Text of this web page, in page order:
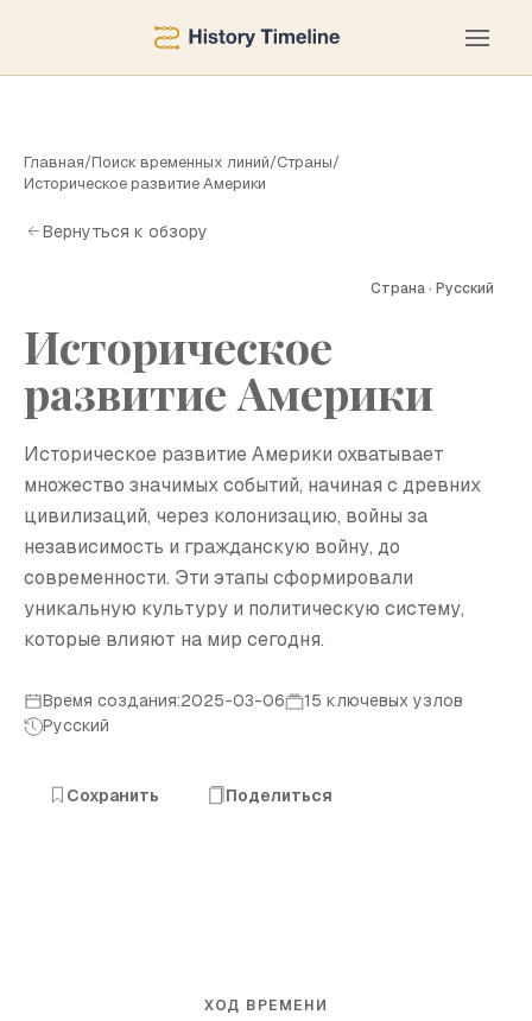
Главная/Поиск временных линий/Страны/
Историческое развитие Америки
Вернуться к обзору
Страна · Русский
Историческое
развитие Америки
Историческое развитие Америки охватывает
множество значимых событий, начиная с древних
цивилизаций, через колонизацию, войны за
независимость и гражданскую войну, до
современности. Эти этапы сформировали
уникальную культуру и политическую систему,
которые влияют на мир сегодня.
Время создания:2025-03-06
15 ключевых узлов
Русский
Сохранить Поделиться
ХОД ВРЕМЕНИ